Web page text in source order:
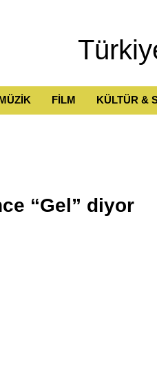
FİLM KÜLTÜR &
“Gel” diyor